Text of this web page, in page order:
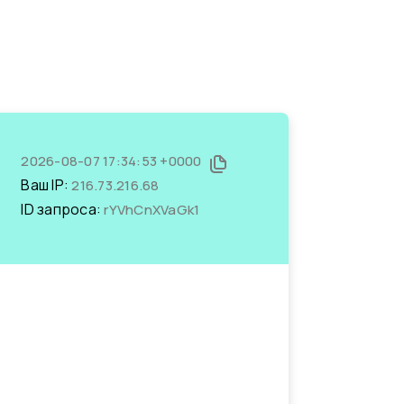
2026-08-07 17:34:53 +0000
Ваш IP:216.73.216.68
ID запроса:rYVhCnXVaGk1